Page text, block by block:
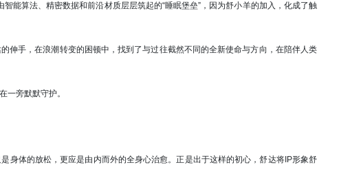
能算法、精密数据和前沿材质层层筑起的“睡眠堡垒”，因为舒小羊的加入，化成了触
手，在浪潮转变的困顿中，找到了与过往截然不同的全新使命与方向，在陪伴人类
旁默默守护。
体的放松，更应是由内而外的全身心治愈。正是出于这样的初心，舒达将IP形象舒